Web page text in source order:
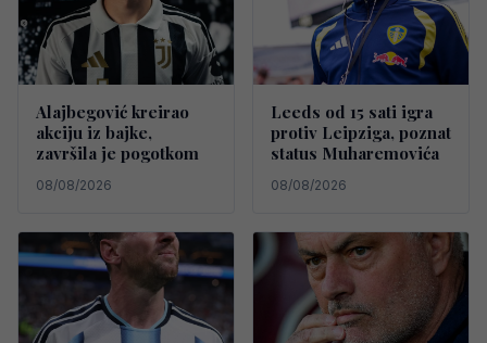
Alajbegović kreirao
akciju iz bajke,
završila je pogotkom
08/08/2026
Leeds od 15 sati igra
protiv Leipziga, poznat
status Muharemovića
08/08/2026